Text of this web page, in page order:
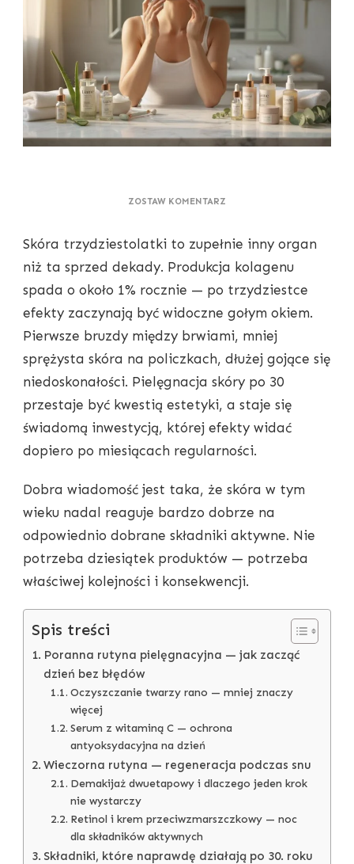
ZOSTAW KOMENTARZ
PO
30.
CODZIENNA
RUTYNA
KROK
PO
KROKU
Skóra trzydziestolatki to zupełnie inny organ
niż ta sprzed dekady. Produkcja kolagenu
spada o około 1% rocznie — po trzydziestce
efekty zaczynają być widoczne gołym okiem.
Pierwsze bruzdy między brwiami, mniej
sprężysta skóra na policzkach, dłużej gojące się
niedoskonałości. Pielęgnacja skóry po 30
przestaje być kwestią estetyki, a staje się
świadomą inwestycją, której efekty widać
dopiero po miesiącach regularności.
Dobra wiadomość jest taka, że skóra w tym
wieku nadal reaguje bardzo dobrze na
odpowiednio dobrane składniki aktywne. Nie
potrzeba dziesiątek produktów — potrzeba
właściwej kolejności i konsekwencji.
Spis treści
Poranna rutyna pielęgnacyjna — jak zacząć
dzień bez błędów
Oczyszczanie twarzy rano — mniej znaczy
więcej
Serum z witaminą C — ochrona
antyoksydacyjna na dzień
Wieczorna rutyna — regeneracja podczas snu
Demakijaż dwuetapowy i dlaczego jeden krok
nie wystarczy
Retinol i krem przeciwzmarszczkowy — noc
dla składników aktywnych
Składniki, które naprawdę działają po 30. roku